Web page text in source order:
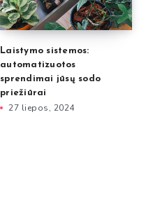
Laistymo sistemos:
automatizuotos
sprendimai jūsų sodo
priežiūrai
27 liepos, 2024